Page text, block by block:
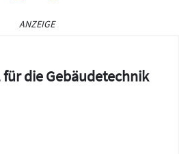
ANZEIGE
für die Gebäudetechnik